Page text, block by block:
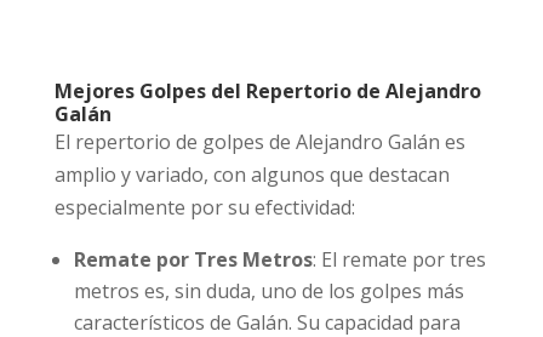
Mejores Golpes del Repertorio de Alejandro
Galán
El repertorio de golpes de Alejandro Galán es
amplio y variado, con algunos que destacan
especialmente por su efectividad:
Remate por Tres Metros: El remate por tres
metros es, sin duda, uno de los golpes más
característicos de Galán. Su capacidad para